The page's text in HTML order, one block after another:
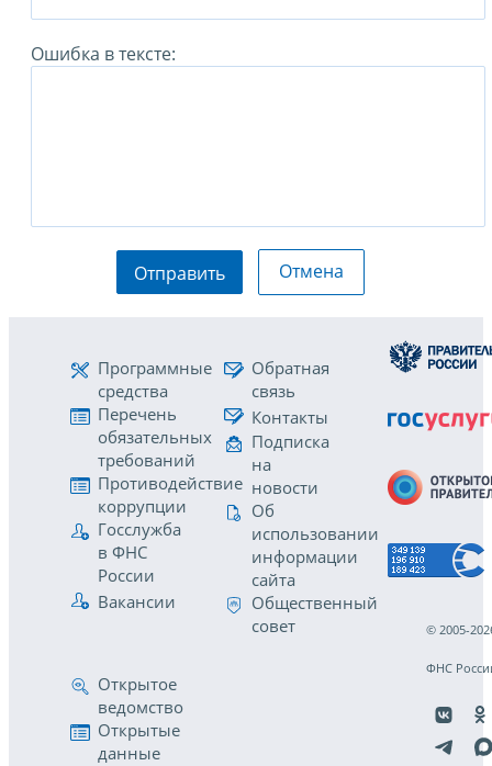
Ошибка в тексте:
Отправить Отмена
Программные
средства
Перечень
обязательных
требований
Противодействие
коррупции
Госслужба
в ФНС
России
Вакансии
Обратная
связь
Контакты
Подписка
на
новости
Об
использовании
информации
сайта
Общественный
совет
Открытое
ведомство
Открытые
данные
© 2005-
ФНС